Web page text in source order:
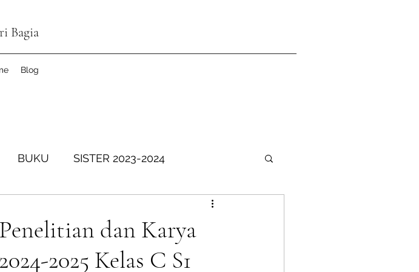
Bagia
Blog
BUKU SISTER 2023-2024
SISTER Ganjil 2025-2026
dan Karya
2025 Kelas C S1